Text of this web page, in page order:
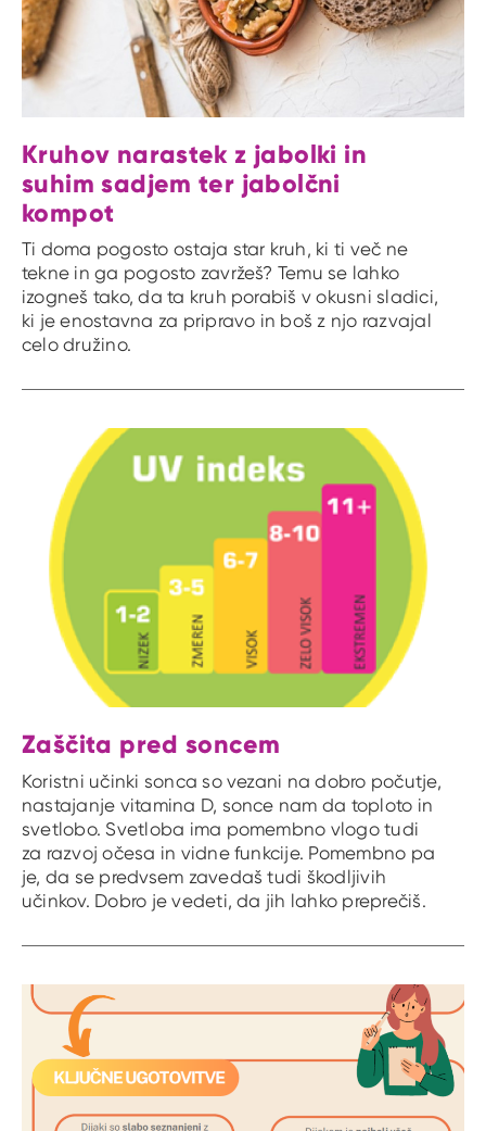
Kruhov narastek z jabolki in
suhim sadjem ter jabolčni
kompot
Ti doma pogosto ostaja star kruh, ki ti več ne
tekne in ga pogosto zavržeš? Temu se lahko
izogneš tako, da ta kruh porabiš v okusni sladici,
ki je enostavna za pripravo in boš z njo razvajal
celo družino.
Zaščita pred soncem
Koristni učinki sonca so vezani na dobro počutje,
nastajanje vitamina D, sonce nam da toploto in
svetlobo. Svetloba ima pomembno vlogo tudi
za razvoj očesa in vidne funkcije. Pomembno pa
je, da se predvsem zavedaš tudi škodljivih
učinkov. Dobro je vedeti, da jih lahko preprečiš.